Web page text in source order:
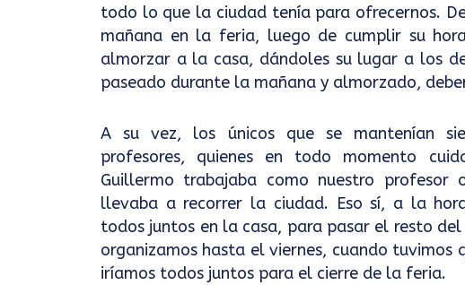
todo lo que la ciudad tenía para ofrecernos.
mañana en la feria, luego de cumplir su
almorzar a la casa, dándoles su lugar a los
paseado durante la mañana y almorzado,
A su vez, los únicos que se mantenían
profesores, quienes en todo momento
Guillermo trabajaba como nuestro
llevaba a recorrer la ciudad. Eso sí, a la
todos juntos en la casa, para pasar el resto
organizamos hasta el viernes, cuando tuvimos
iríamos todos juntos para el cierre de la feria.